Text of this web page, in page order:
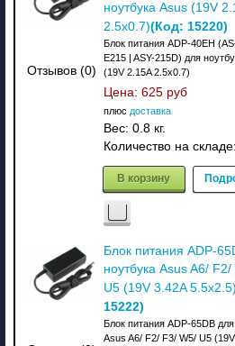
Отзывов (0)
ноутбука Asus (19V
2.5x0.7)(Код: 15220)
Блок питания ADP-40EH
E215 | ASY-215D) для
(19V 2.15A 2.5x0.7)
Цена: 625 руб
плюс доставка
Вес: 0.8 кг.
Количество на складе:
В корзину
Блок питания ADP-
ноутбука Asus A6/
U5 (19V 3.42A 5.5x2.5)
15222)
Блок питания ADP-65DB
Asus A6/ F2/ F3/ W5/ U5